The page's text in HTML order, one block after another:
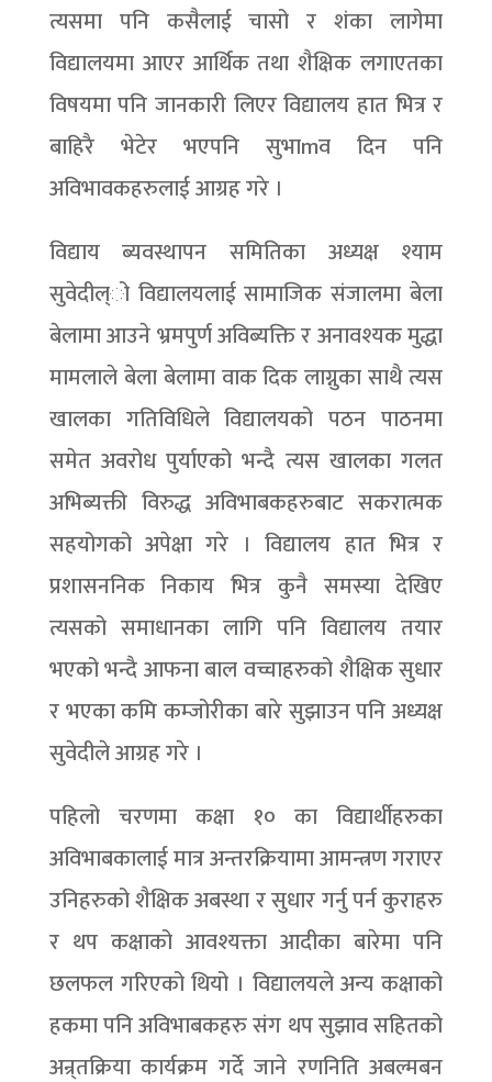
त्यसमा पनि कसैलाई चासो र शंका लागेमा
विद्यालयमा आएर आर्थिक तथा शैक्षिक लगाएतका
विषयमा पनि जानकारी लिएर विद्यालय हात भित्र र
बाहिरै भेटेर भएपनि सुभाmव दिन पनि
अविभावकहरुलाई आग्रह गरे ।
विद्याय ब्यवस्थापन समितिका अध्यक्ष श्याम
सुवेदील्ो विद्यालयलाई सामाजिक संजालमा बेला
बेलामा आउने भ्रमपुर्ण अविब्यक्ति र अनावश्यक मुद्धा
मामलाले बेला बेलामा वाक दिक लाग्नुका साथै त्यस
खालका गतिविधिले विद्यालयको पठन पाठनमा
समेत अवरोध पुर्याएको भन्दै त्यस खालका गलत
अभिब्यक्ती विरुद्ध अविभाबकहरुबाट सकरात्मक
सहयोगको अपेक्षा गरे । विद्यालय हात भित्र र
प्रशासननिक निकाय भित्र कुनै समस्या देखिए
त्यसको समाधानका लागि पनि विद्यालय तयार
भएको भन्दै आफना बाल वच्चाहरुको शैक्षिक सुधार
र भएका कमि कम्जोरीका बारे सुझाउन पनि अध्यक्ष
सुवेदीले आग्रह गरे ।
पहिलो चरणमा कक्षा १० का विद्यार्थीहरुका
अविभाबकालाई मात्र अन्तरक्रियामा आमन्त्रण गराएर
उनिहरुको शैक्षिक अबस्था र सुधार गर्नु पर्न कुराहरु
र थप कक्षाको आवश्यक्ता आदीका बारेमा पनि
छलफल गरिएको थियो । विद्यालयले अन्य कक्षाको
हकमा पनि अविभाबकहरु संग थप सुझाव सहितको
अन्र्तक्रिया कार्यक्रम गर्दे जाने रणनिति अबल्मबन